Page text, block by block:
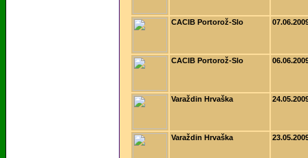
CACIB Portorož-Slo
CACIB Portorož-Slo
Varaždin Hrvaška
Varaždin Hrvaška